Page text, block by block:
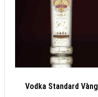
Vodka Standard Vàng